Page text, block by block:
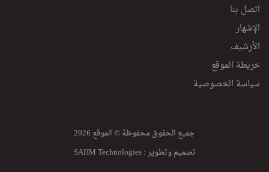
اتصل بنا
الإشهار
الأرشيف
خريطة الموقع
سياسة الخصوصية
جميع الحقوق محفوظة © الموقع 2026
تصميم وتطوير :SAHM Technologies